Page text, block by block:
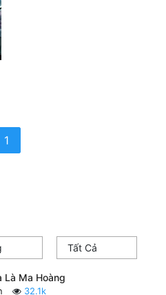
1
(current)
Tất Cả
Là Ma Hoàng
32.1k